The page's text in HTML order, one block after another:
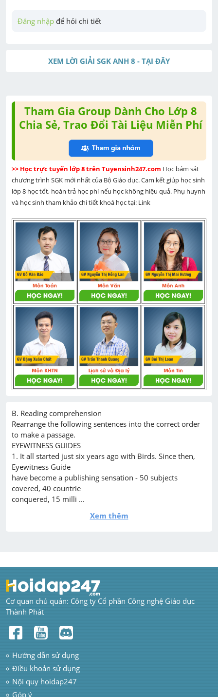
Đăng nhập để hỏi chi tiết
XEM LỜI GIẢI SGK ANH 8 - TẠI ĐÂY
Tham Gia Group Dành Cho Lớp 8
Chia Sẻ, Trao Đổi Tài Liệu Miễn Phí
>> Học trực tuyến lớp 8 trên Tuyensinh247.com Học bám sát
chương trình SGK mới nhất của Bộ Giáo dục. Cam kết giúp học sinh
lớp 8 học tốt, hoàn trả học phí nếu học không hiệu quả. Phụ huynh
và học sinh tham khảo chi tiết khoá học tại: Link
B. Reading comprehension
Rearrange the following sentences into the correct order
to make a passage.
EYEWITNESS GUIDES
1. It all started just six years ago with Birds. Since then,
Eyewitness Guide
have become a publishing sensation - 50 subjects
covered, 40 countrie
conquered, 15 milli ...
Xem thêm
Cơ quan chủ quản: Công ty Cổ phần Công nghệ Giáo dục
Thành Phát
Hướng dẫn sử dụng
Điều khoản sử dụng
Nội quy hoidap247
Góp ý